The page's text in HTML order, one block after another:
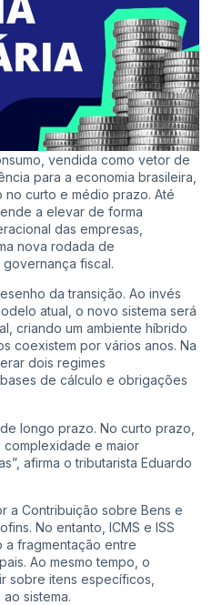
vendida como vetor de
para a economia brasileira,
curto e médio prazo. Até
a elevar de forma
das empresas,
nova rodada de
fiscal.
da transição. Ao invés
atual, o novo sistema será
criando um ambiente híbrido
coexistem por vários anos. Na
dois regimes
de cálculo e obrigações
longo prazo. No curto prazo,
e maior
afirma o tributarista Eduardo
a Contribuição sobre Bens e
No entanto, ICMS e ISS
a fragmentação entre
Ao mesmo tempo, o
sobre itens específicos,
sistema.